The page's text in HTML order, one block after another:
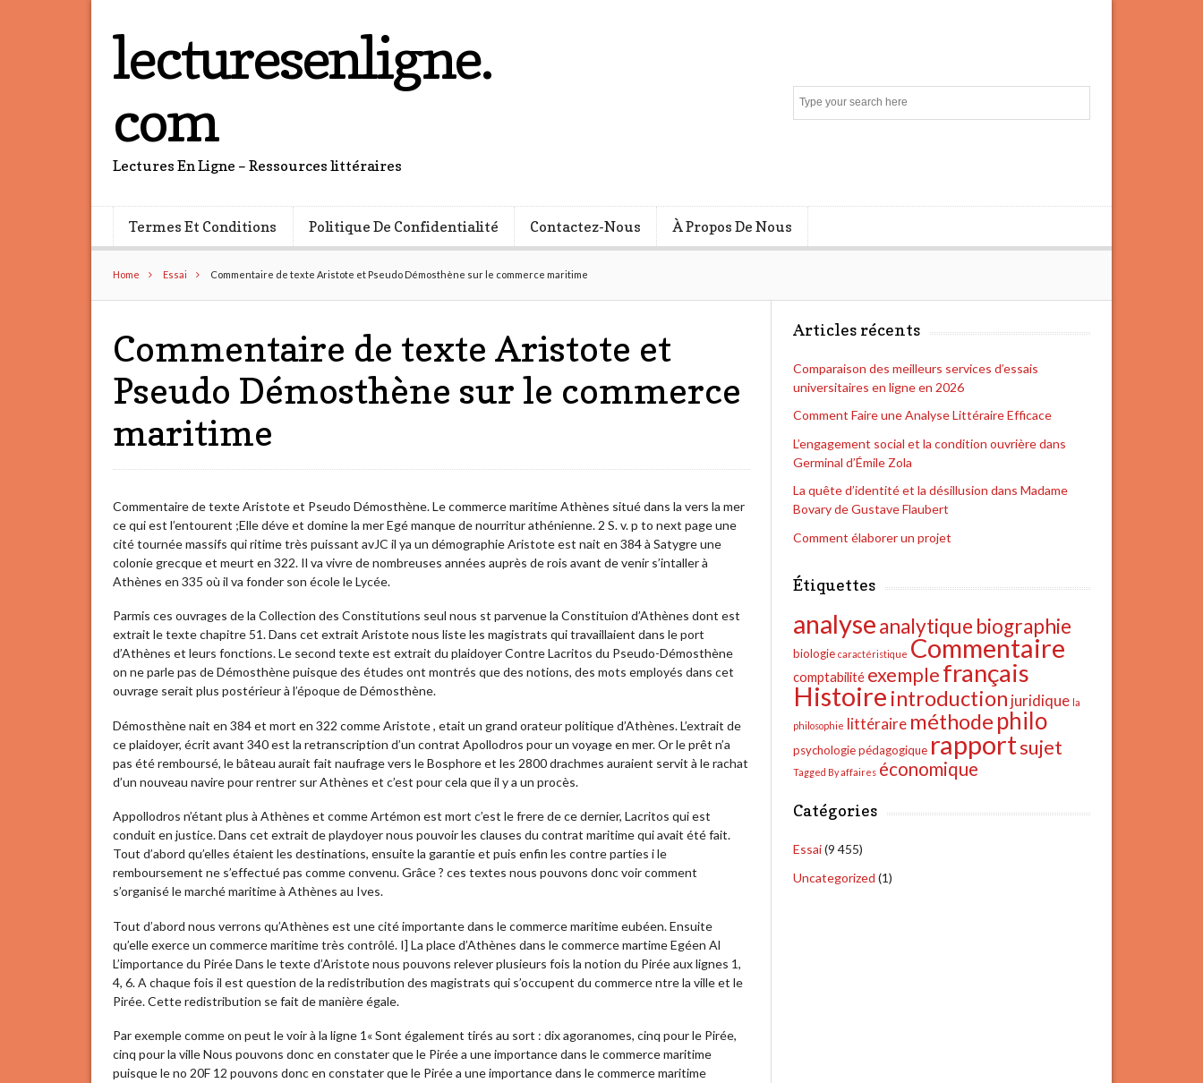
lecturesenligne.
com
Lectures En Ligne – Ressources littéraires
e
Termes Et Conditions Politique De Confidentialité Contactez-Nous À Propos De Nous
Home Essai Commentaire de texte Aristote et Pseudo Démosthène sur le commerce maritime
Commentaire de texte Aristote et
Pseudo Démosthène sur le commerce
maritime
Commentaire de texte Aristote et Pseudo Démosthène. Le commerce maritime Athènes situé dans la vers la mer
ce qui est l’entourent ;Elle déve et domine la mer Egé manque de nourritur athénienne. 2 S. v. p to next page une
cité tournée massifs qui ritime très puissant avJC il ya un démographie Aristote est nait en 384 à Satygre une
colonie grecque et meurt en 322. Il va vivre de nombreuses années auprès de rois avant de venir s’intaller à
Athènes en 335 où il va fonder son école le Lycée.
Parmis ces ouvrages de la Collection des Constitutions seul nous st parvenue la Constituion d’Athènes dont est
extrait le texte chapitre 51. Dans cet extrait Aristote nous liste les magistrats qui travaillaient dans le port
d’Athènes et leurs fonctions. Le second texte est extrait du plaidoyer Contre Lacritos du Pseudo-Démosthène
on ne parle pas de Démosthène puisque des études ont montrés que des notions, des mots employés dans cet
ouvrage serait plus postérieur à l’époque de Démosthène.
Démosthène nait en 384 et mort en 322 comme Aristote , etait un grand orateur politique d’Athènes. L’extrait de
ce plaidoyer, écrit avant 340 est la retranscription d’un contrat Apollodros pour un voyage en mer. Or le prêt n’a
pas été remboursé, le bâteau aurait fait naufrage vers le Bosphore et les 2800 drachmes auraient servit à le rachat
d’un nouveau navire pour rentrer sur Athènes et c’est pour cela que il y a un procès.
Appollodros n’étant plus à Athènes et comme Artémon est mort c’est le frere de ce dernier, Lacritos qui est
conduit en justice. Dans cet extrait de playdoyer nous pouvoir les clauses du contrat maritime qui avait été fait.
Tout d’abord qu’elles étaient les destinations, ensuite la garantie et puis enfin les contre parties i le
remboursement ne s’effectué pas comme convenu. Grâce ? ces textes nous pouvons donc voir comment
s’organisé le marché maritime à Athènes au Ives.
Tout d’abord nous verrons qu’Athènes est une cité importante dans le commerce maritime eubéen. Ensuite
qu’elle exerce un commerce maritime très contrôlé. I] La place d’Athènes dans le commerce martime Egéen Al
L’importance du Pirée Dans le texte d’Aristote nous pouvons relever plusieurs fois la notion du Pirée aux lignes 1,
4, 6. A chaque fois il est question de la redistribution des magistrats qui s’occupent du commerce ntre la ville et le
Pirée. Cette redistribution se fait de manière égale.
Par exemple comme on peut le voir à la ligne 1« Sont également tirés au sort : dix agoranomes, cinq pour le Pirée,
cinq pour la ville Nous pouvons donc en constater que le Pirée a une importance dans le commerce maritime
puisque le no 20F 12 pouvons donc en constater que le Pirée a une importance dans le commerce maritime
Articles récents
Comparaison des meilleurs services d’essais
universitaires en ligne en 2026
Comment Faire une Analyse Littéraire Efficace
L’engagement social et la condition ouvrière dans
Germinal d’Émile Zola
La quête d’identité et la désillusion dans Madame
Bovary de Gustave Flaubert
Comment élaborer un projet
Étiquettes
analyseanalytique biographie
biologie caractéristique Commentaire
comptabilité exemplefrançais
Histoire introduction juridique la
philosophie littéraire méthode philo
psychologie pédagogique rapportsujet
Tagged By affaires économique
Catégories
Essai(9 455)
Uncategorized (1)